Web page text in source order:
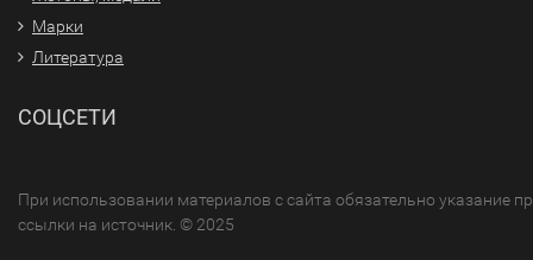
Марки
Литература
СОЦСЕТИ
При использовании материалов с сайта обязательно указание
ссылки на источник. © 2025